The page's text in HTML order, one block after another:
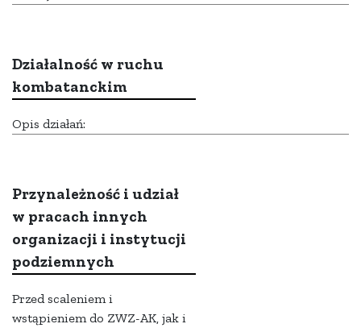
Działalność w ruchu
kombatanckim
Opis działań:
Przynależność i udział
w pracach innych
organizacji i instytucji
podziemnych
Przed scaleniem i
wstąpieniem do ZWZ-AK, jak i